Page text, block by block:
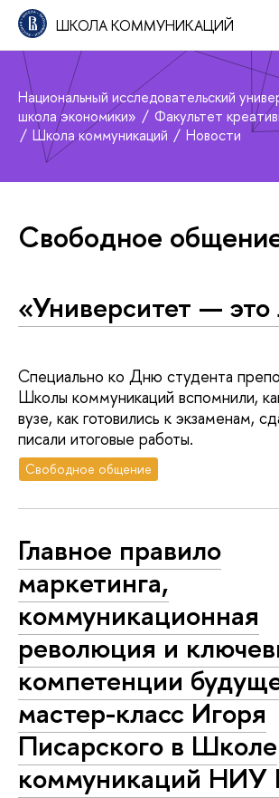
ШКОЛА КОММУНИКАЦИЙ
Национальный исследовательский
школа экономики»
Факультет
Школа коммуникаций
Новости
Свободное
«Университет —
Специально ко Дню студента
Школы коммуникаций вспомнили,
вузе, как готовились к экзаменам,
писали итоговые работы.
Свободное общение
Главное правило
маркетинга,
коммуникационная
революция и
компетенции
мастер-класс Игоря
Писарского в Школе
коммуникаций